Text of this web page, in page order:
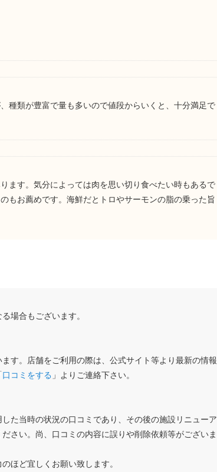
種類が豊富で量も多いので値段からいくと、十分満足で
ます。気分によっては肉を思い切り食べたい時もあるで
もお薦めです。海鮮だとトロやサーモンの脂の乗った旨
場合もございます。
す。店舗をご利用の際は、公式サイト等より最新の情報
口コミをする 」よりご連絡下さい。
た当時の状況の口コミであり、その後の施設リニューア
さい。尚、口コミの内容に誤りや削除依頼等がございま
ほど宜しくお願い致します。